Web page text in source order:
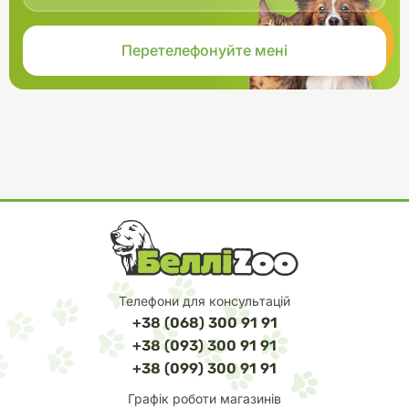
Телефони для консультацій
+38 (068) 300 91 91
+38 (093) 300 91 91
+38 (099) 300 91 91
Графік роботи магазинів